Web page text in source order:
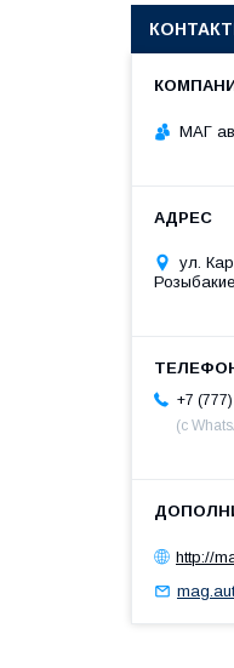
МАГ
ул.
+7
(с
http://